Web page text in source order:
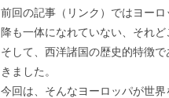
前回の記事（リンク）ではヨー
降も一体になれていない、それど
そして、西洋諸国の歴史的特徴
きました。
今回は、そんなヨーロッパが世